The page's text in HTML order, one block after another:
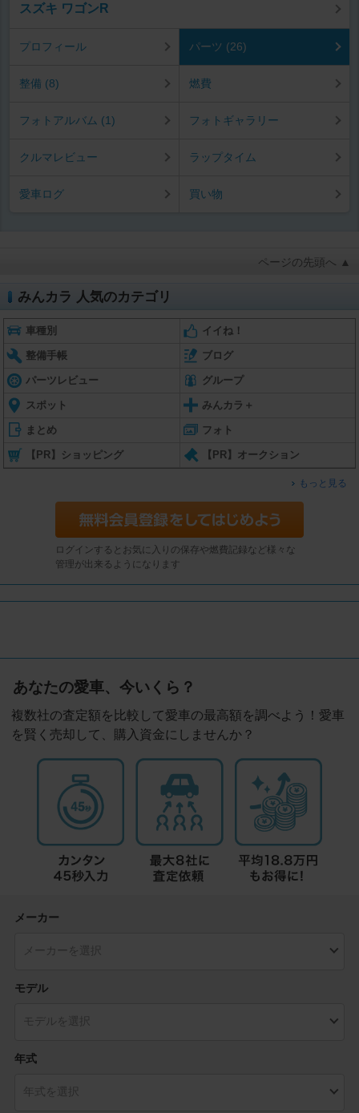
スズキ ワゴンR
プロフィール パーツ (26)
整備 (8) 燃費
フォトアルバム (1) フォトギャラリー
クルマレビュー ラップタイム
愛車ログ 買い物
ページの先頭へ ▲
みんカラ 人気のカテゴリ
車種別 イイね！
整備手帳 ブログ
パーツレビュー グループ
スポット みんカラ＋
まとめ フォト
【PR】ショッピング 【PR】オークション
もっと見る
ログインするとお気に入りの保存や燃費記録など様々な
管理が出来るようになります
あなたの愛車、今いくら？
複数社の査定額を比較して愛車の最高額を調べよう！愛車
を賢く売却して、購入資金にしませんか？
メーカー
モデル
年式